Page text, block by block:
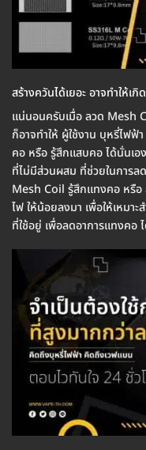
สร้างควันได้เยอะ อาจทำให้เ
แน่นอนครับเมื่อ ลวด Mesh
ก็อาจทำให้ ผู้ใช้งาน บุหรี่ไฟ
คอ หรือ รู้สึกแสบคอ ได้นั่นเอ
ที่ไม่มีส่วนผสม ที่ช่วยในการล
Mesh Coil รู้สึกแทงคอ หรือ
ไฟ ให้น้อยลงมา เพื่อให้เหมา
ที่ใช้อยู่ เพื่อลดอาการแทงคอ